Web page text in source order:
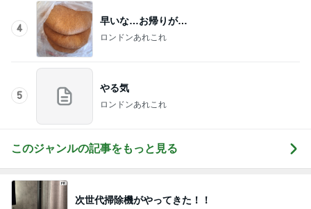
4
早いな…お帰りが…
ロンドンあれこれ
5
やる気
ロンドンあれこれ
このジャンルの記事をもっと見る
次世代掃除機がやってきた！！